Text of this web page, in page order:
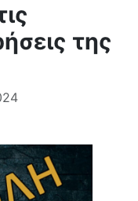
της